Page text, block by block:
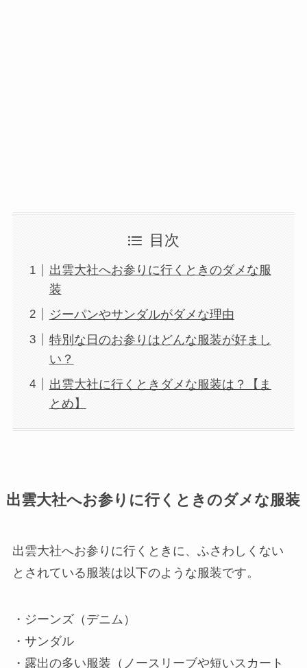
目次
出雲大社へお参りに行くときのダメな服
装
ジーパンやサンダルがダメな理由
特別な日のお参りはどんな服装が好まし
い？
出雲大社に行くときダメな服装は？【ま
とめ】
出雲大社へお参りに行くときのダメな服装
出雲大社へお参りに行くときに、ふさわしくない
とされている服装は以下のような服装です。
・ジーンズ（デニム）
・サンダル
・露出の多い服装（ノースリーブや短いスカート